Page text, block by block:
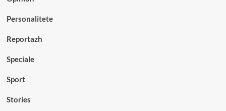
Personalitete
Reportazh
Speciale
Sport
Stories